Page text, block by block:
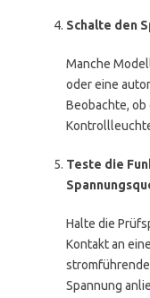
Schalte den
Manche
oder eine
Beobachte, ob
Teste die
Halte die
Kontakt an
Spannung